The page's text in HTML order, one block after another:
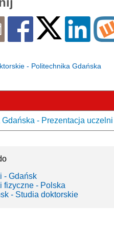
- Politechnika Gdańska
- Prezentacja uczelni
- Gdańsk
fizyczne - Polska
- Studia doktorskie